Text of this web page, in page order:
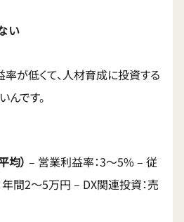
い
が低くて、人材育成に投資する
です。
均） – 営業利益率：3〜5% – 従
間2〜5万円 – DX関連投資：売